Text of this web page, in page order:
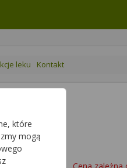
leku Kontakt
które
mogą